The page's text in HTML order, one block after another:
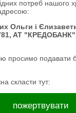
потреб нашого
Ольги і
AT
просимо подавати
скласти тут:
пожертвувати